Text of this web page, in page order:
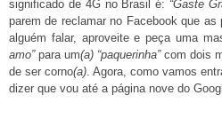
significado de 4G no Brasil é: “Gaste
parem de reclamar no Facebook que
alguém falar, aproveite e peça uma
amo” para um(a) “paquerinha”com dois
de ser corno(a) . Agora, como vamos
dizer que vou até a página nove do